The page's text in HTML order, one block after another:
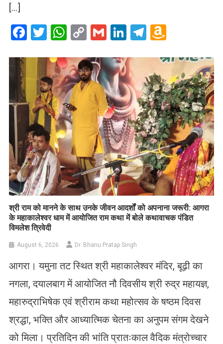
[…]
Facebook
Twitter
WhatsApp
CopyGmailLinkedIn
Telegram
List
​श्री राम को मानने के साथ उनके जीवन आदर्शों को अपनाना जरूरी: आगरा
के महाकालेश्वर धाम में आयोजित राम कथा में बोले कथावाचक पंडित
विमलेश त्रिवेदी
August 6, 2026 Dr. Bhanu Pratap Singh
आगरा। यमुना तट स्थित श्री महाकालेश्वर मंदिर, बूढ़ी का
नगला, दयालबाग में आयोजित नौ दिवसीय श्री रुद्र महायज्ञ,
महारुद्राभिषेक एवं श्रीराम कथा महोत्सव के षष्ठम दिवस
श्रद्धा, भक्ति और आध्यात्मिक चेतना का अनुपम संगम देखने
को मिला। प्रतिदिन की भांति प्रातःकाल वैदिक मंत्रोच्चार